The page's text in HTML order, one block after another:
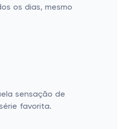
os dias, mesmo
sensação de
favorita.